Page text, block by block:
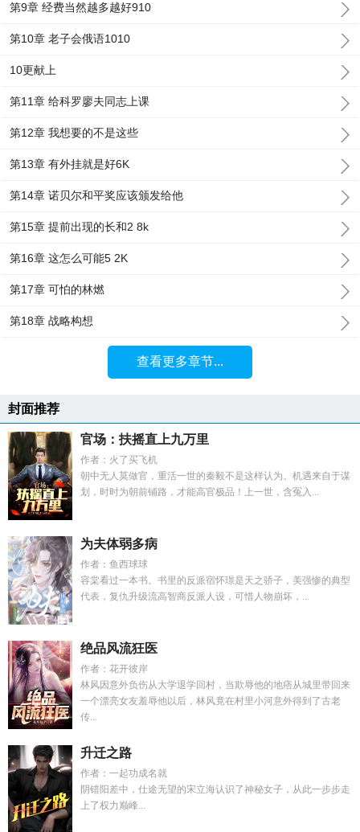
第9章 经费当然越多越好910
第10章 老子会俄语1010
10更献上
第11章 给科罗廖夫同志上课
第12章 我想要的不是这些
第13章 有外挂就是好6K
第14章 诺贝尔和平奖应该颁发给他
第15章 提前出现的长和2 8k
第16章 这怎么可能5 2K
第17章 可怕的林燃
第18章 战略构想
查看更多章节...
封面推荐
官场：扶摇直上九万里
作者：火了买飞机
朝中无人莫做官，重活一世的秦毅不是这样认为。机遇来自于谋
划，时时为朝前铺路，才能高官极品！上一世，含冤入...
为夫体弱多病
作者：鱼西球球
容棠看过一本书。书里的反派宿怀璟是天之骄子，美强惨的典型
代表，复仇升级流高智商反派人设，可惜人物崩坏，...
绝品风流狂医
作者：花开彼岸
林风因意外负伤从大学退学回村，当欺辱他的地痞从城里带回来
一个漂亮女友羞辱他以后，林风竟在村里小河意外得到了古老
传...
升迁之路
作者：一起功成名就
阴错阳差中，仕途无望的宋立海认识了神秘女子，从此一步步走
上了权力巅峰...